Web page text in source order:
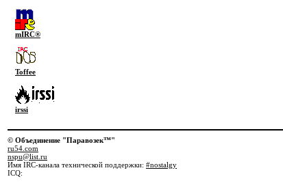
mIRC®
Toffee
irssi
© Объединение "Паравозек™"
ru54.com
nspu@list.ru
Имя IRC-канала технической поддержки: #nostalgy
ICQ: